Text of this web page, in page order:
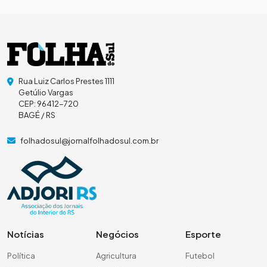
Rua Luiz Carlos Prestes 1111
Getúlio Vargas
CEP: 96412-720
BAGÉ / RS
folhadosul@jornalfolhadosul.com.br
Notícias
Política
Negócios
Agricultura
Esporte
Futebol